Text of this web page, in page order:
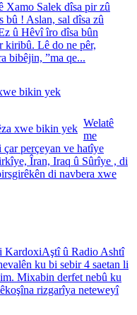
Xamo Salek dîsa pir zû
bû ! Aslan, sal dîsa zû
û Hêvî îro dîsa bûn
kiribû. Lê do ne pêr,
bibêjin, ”ma qe...
bikin yek
Welatê
me
perçeyan ve hatîye
Îran, Iraq û Sûrîye , di
di navbera xwe
KardoxiAştî û Radio Ashtî
ku bi sebir 4 saetan li
Mixabin derfet nebû ku
rizgarîya neteweyî